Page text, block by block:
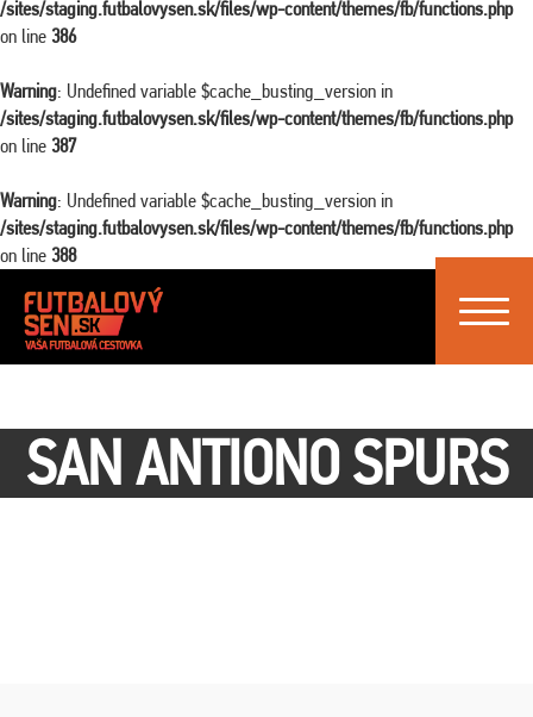
/sites/staging.futbalovysen.sk/files/wp-content/themes/fb/functions.php
on line 386
Warning: Undefined variable $cache_busting_version in
/sites/staging.futbalovysen.sk/files/wp-content/themes/fb/functions.php
on line 387
Warning: Undefined variable $cache_busting_version in
/sites/staging.futbalovysen.sk/files/wp-content/themes/fb/functions.php
on line 388
Toggle
SAN ANTIONO SPURS